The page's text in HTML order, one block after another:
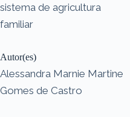
sistema de agricultura
familiar
Autor(es)
Alessandra Marnie Martine
Gomes de Castro